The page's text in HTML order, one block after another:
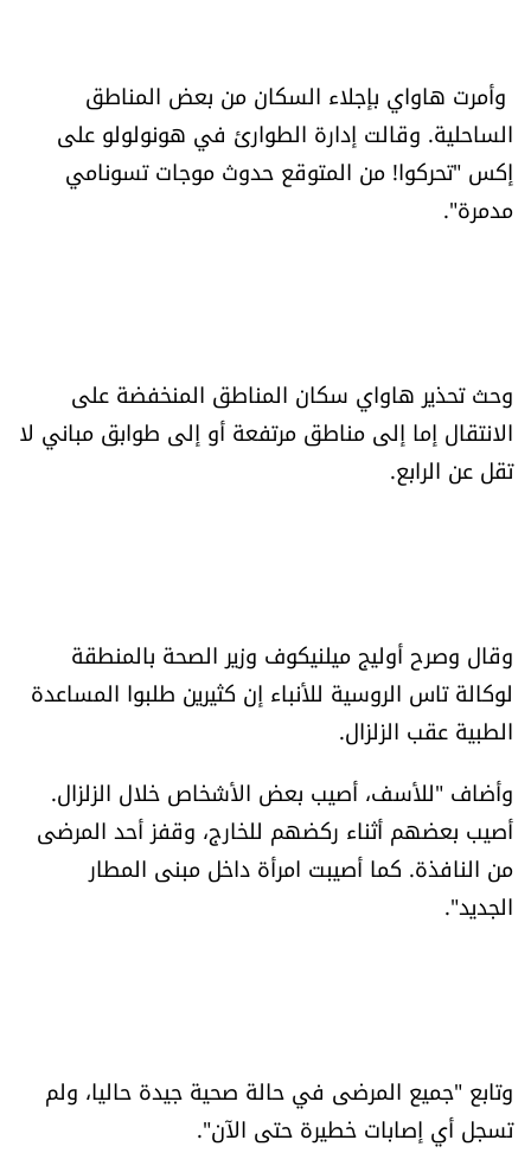
وأمرت هاواي بإجلاء السكان من بعض المناطق
الساحلية. وقالت إدارة الطوارئ في هونولولو على
إكس "تحركوا! من المتوقع حدوث موجات تسونامي
مدمرة".
وحث تحذير هاواي سكان المناطق المنخفضة على
الانتقال إما إلى مناطق مرتفعة أو إلى طوابق مباني لا
تقل عن الرابع.
وقال وصرح أوليج ميلنيكوف وزير الصحة بالمنطقة
لوكالة تاس الروسية للأنباء إن كثيرين طلبوا المساعدة
الطبية عقب الزلزال.
وأضاف "للأسف، أصيب بعض الأشخاص خلال الزلزال.
أصيب بعضهم أثناء ركضهم للخارج، وقفز أحد المرضى
من النافذة. كما أصيبت امرأة داخل مبنى المطار
الجديد".
وتابع "جميع المرضى في حالة صحية جيدة حاليا، ولم
تسجل أي إصابات خطيرة حتى الآن".